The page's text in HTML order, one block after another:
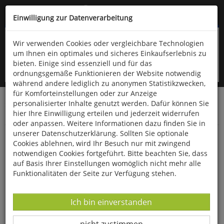
Kompletten Head der Seite überspringen
oder (06766) 9323-960
Startseite Bücher Downloads
Zeitschriften
Der Falke
Ein Bericht aus 17 Jahren Birdrace
Einwilligung zur Datenverarbeitung
Wir verwenden Cookies oder vergleichbare Technologien
um Ihnen ein optimales und sicheres Einkaufserlebnis zu
bieten. Einige sind essenziell und für das
ordnungsgemäße Funktionieren der Website notwendig
während andere lediglich zu anonymen Statistikzwecken,
für Komforteinstellungen oder zur Anzeige
personalisierter Inhalte genutzt werden. Dafür können Sie
hier Ihre Einwilligung erteilen und jederzeit widerrufen
oder anpassen. Weitere Informationen dazu finden Sie in
unserer Datenschutzerklärung. Sollten Sie optionale
Cookies ablehnen, wird Ihr Besuch nur mit zwingend
notwendigen Cookies fortgeführt. Bitte beachten Sie, dass
auf Basis Ihrer Einstellungen womöglich nicht mehr alle
Funktionalitäten der Seite zur Verfügung stehen.
Datenverarbeitung -
Ich bin einverstanden